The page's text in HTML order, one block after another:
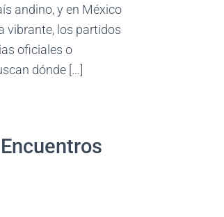
andino, y en México
vibrante, los partidos
oficiales o
dónde […]